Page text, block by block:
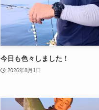
今日も色々しました！
2026年8月1日